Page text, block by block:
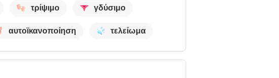
τρίψιμο γδύσιμο
αυτοϊκανοποίηση τελείωμα